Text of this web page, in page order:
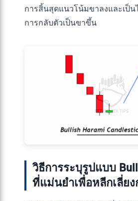
การสิ้นสุดแนวโน้มขาลงและเป็น
การกลับตัวเป็นขาขึ้น
วิธีการระบุรูปแบบ
ที่แม่นยำเพื่อหลีกเลี่ย